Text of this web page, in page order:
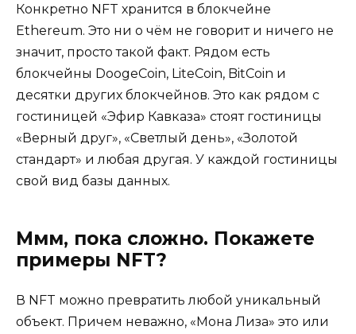
Конкретно NFT хранится в блокчейне
Ethereum. Это ни о чём не говорит и ничего не
значит, просто такой факт. Рядом есть
блокчейны DoogeCoin, LiteCoin, BitCoin и
десятки других блокчейнов. Это как рядом с
гостиницей «Эфир Кавказа» стоят гостиницы
«Верный друг», «Светлый день», «Золотой
стандарт» и любая другая. У каждой гостиницы
свой вид базы данных.
Ммм, пока сложно. Покажете
примеры NFT?
В NFT можно превратить любой уникальный
объект. Причем неважно, «Мона Лиза» это или